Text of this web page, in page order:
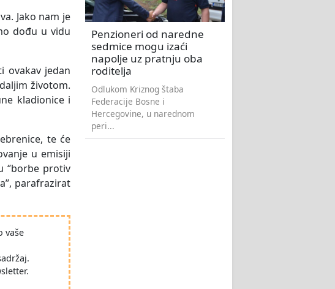
Jako nam je
dođu u vidu
ovakav jedan
životom.
kladionice i
te će
u emisiji
‘’borbe protiv
parafrazirat
vaše
Penzioneri od naredne
sedmice mogu izaći
napolje uz pratnju oba
roditelja
Odlukom Kriznog štaba
Federacije Bosne i
Hercegovine, u narednom
peri...